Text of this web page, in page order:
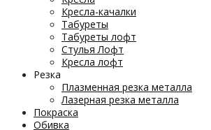
Кресла-качалки
Табуреты
Табуреты лофт
Стулья Лофт
Кресла лофт
Резка
Плазменная резка металла
Лазерная резка металла
Покраска
Обивка